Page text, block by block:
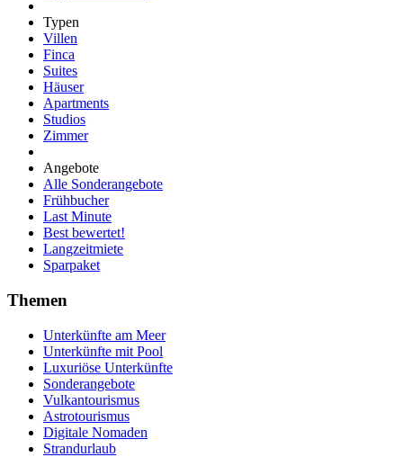
Typen
Villen
Finca
Suites
Häuser
Apartments
Studios
Zimmer
Angebote
Alle Sonderangebote
Frühbucher
Last Minute
Best bewertet!
Langzeitmiete
Sparpaket
Themen
Unterkünfte am Meer
Unterkünfte mit Pool
Luxuriöse Unterkünfte
Sonderangebote
Vulkantourismus
Astrotourismus
Digitale Nomaden
Strandurlaub